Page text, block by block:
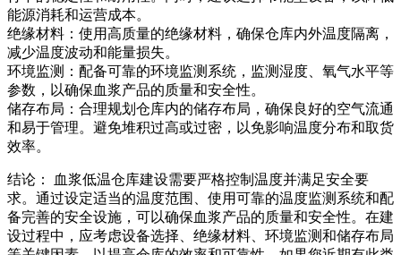
能源消耗和运营成本。
绝缘材料：使用高质量的绝缘材料，确保仓库内外温度隔离，
减少温度波动和能量损失。
环境监测：配备可靠的环境监测系统，监测湿度、氧气水平等
参数，以确保血浆产品的质量和安全性。
储存布局：合理规划仓库内的储存布局，确保良好的空气流通
和易于管理。避免堆积过高或过密，以免影响温度分布和取货
效率。
结论： 血浆低温仓库建设需要严格控制温度并满足安全要
求。通过设定适当的温度范围、使用可靠的温度监测系统和配
备完善的安全设施，可以确保血浆产品的质量和安全性。在建
设过程中，应考虑设备选择、绝缘材料、环境监测和储存布局